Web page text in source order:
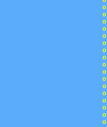
o
o
o
o
o
o
o
o
o
o
o
o
o
o
o
o
o